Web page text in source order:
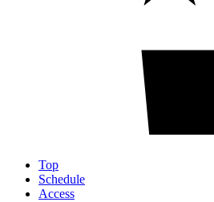
Top
Schedule
Access